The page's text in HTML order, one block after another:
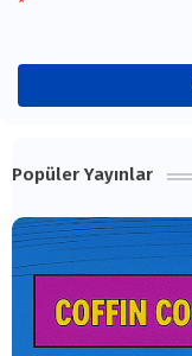
Popüler Yayınlar